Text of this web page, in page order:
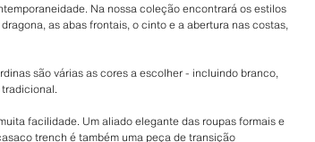
Na nossa coleção encontrará os estilos
as abas frontais, o cinto e a abertura nas costas,
são várias as cores a escolher - incluindo branco,
tradicional.
facilidade. Um aliado elegante das roupas formais e
trench é também uma peça de transição